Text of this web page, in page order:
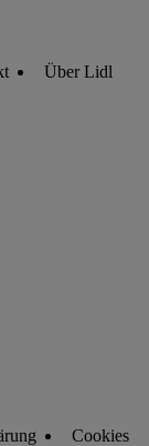
Über Lidl
Cookies